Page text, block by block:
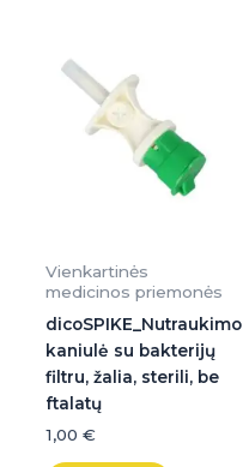
Vienkartinės
medicinos priemonės
dicoSPIKE_Nutraukimo
kaniulė su bakterijų
filtru, žalia, sterili, be
ftalatų
1,00 €